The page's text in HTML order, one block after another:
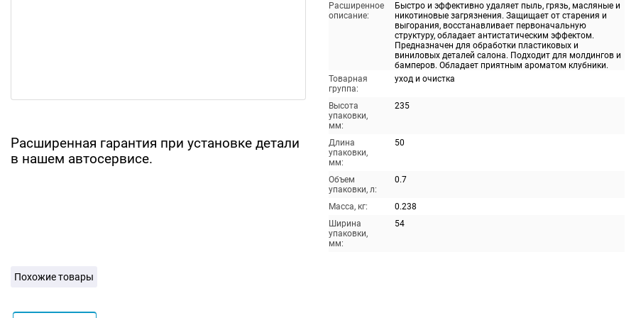
Расширенная гарантия при установке детали
в нашем автосервисе.
Расширенное
описание:
Быстро и эффективно удаляет пыль, грязь, масляные и
никотиновые загрязнения. Защищает от старения и
выгорания, восстанавливает первоначальную
структуру, обладает антистатическим эффектом.
Предназначен для обработки пластиковых и
виниловых деталей салона. Подходит для молдингов и
бамперов. Обладает приятным ароматом клубники.
Товарная
группа:
уход и очистка
Высота
упаковки,
мм:
235
Длина
упаковки,
мм:
50
Объем
упаковки, л:
0.7
Масса, кг:
0.238
Ширина
упаковки,
мм:
54
Похожие товары